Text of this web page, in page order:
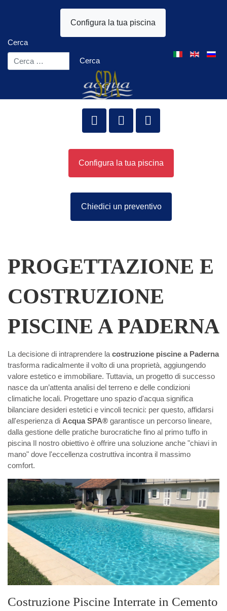
Configura la tua piscina
Cerca
Cerca
Seleziona la tua
Configura la tua piscina
Chiedici un preventivo
PROGETTAZIONE E
COSTRUZIONE
PISCINE A PADERNA
La decisione di intraprendere la costruzione piscine a Paderna
trasforma radicalmente il volto di una proprietà, aggiungendo
valore estetico e immobiliare. Tuttavia, un progetto di successo
nasce da un’attenta analisi del terreno e delle condizioni
climatiche locali. Progettare uno spazio d'acqua significa
bilanciare desideri estetici e vincoli tecnici: per questo, affidarsi
all'esperienza di Acqua SPA® garantisce un percorso lineare,
dalla gestione delle pratiche burocratiche fino al primo tuffo in
piscina Il nostro obiettivo è offrire una soluzione anche "chiavi in
mano" dove l'eccellenza costruttiva incontra il massimo
comfort.
Costruzione Piscine Interrate in Cemento